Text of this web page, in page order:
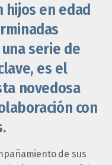
hijos en edad
serie de
es el
novedosa
con
de sus